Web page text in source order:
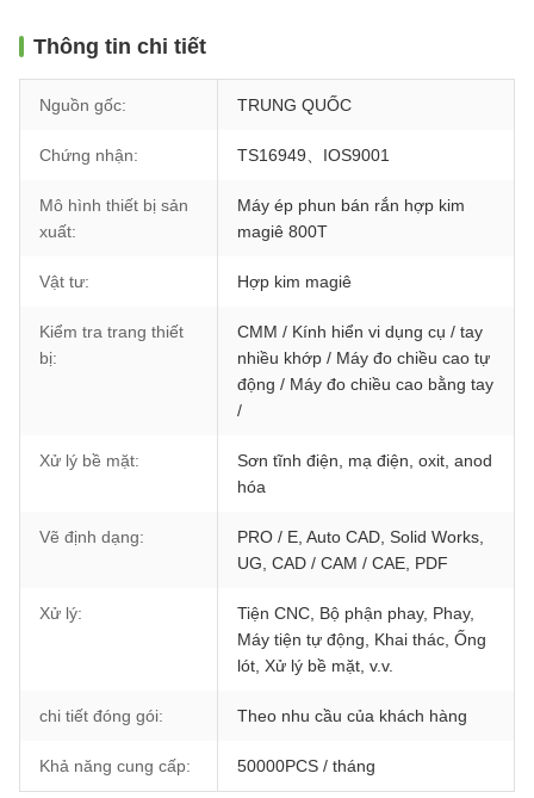
Thông tin chi tiết
Nguồn gốc: TRUNG QUỐC
Chứng nhận: TS16949、IOS9001
Mô hình thiết bị sản
xuất:
Máy ép phun bán rắn hợp kim
magiê 800T
Vật tư: Hợp kim magiê
Kiểm tra trang thiết
bị:
CMM / Kính hiển vi dụng cụ / tay
nhiều khớp / Máy đo chiều cao tự
động / Máy đo chiều cao bằng tay
/
Xử lý bề mặt:
Sơn tĩnh điện, mạ điện, oxit, anod
hóa
Vẽ định dạng:
PRO / E, Auto CAD, Solid Works,
UG, CAD / CAM / CAE, PDF
Xử lý:
Tiện CNC, Bộ phận phay, Phay,
Máy tiện tự động, Khai thác, Ống
lót, Xử lý bề mặt, v.v.
chi tiết đóng gói: Theo nhu cầu của khách hàng
Khả năng cung cấp: 50000PCS / tháng